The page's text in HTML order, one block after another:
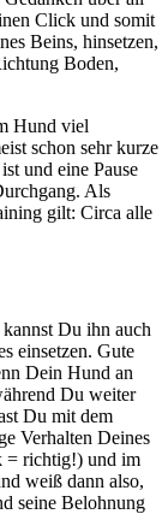
Click und somit
Beins, hinsetzen,
Boden,
Hund viel
schon sehr kurze
und eine Pause
Als
gilt: Circa alle
Du ihn auch
einsetzen. Gute
Dein Hund an
Du weiter
Du mit dem
Verhalten Deines
= richtig!) und im
weiß dann also,
seine Belohnung